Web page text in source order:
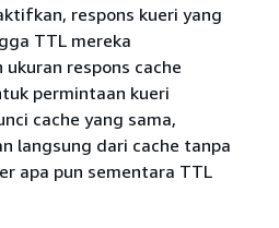
respons kueri yang
TTL mereka
respons cache
permintaan kueri
cache yang sama,
langsung dari cache tanpa
apa pun sementara TTL